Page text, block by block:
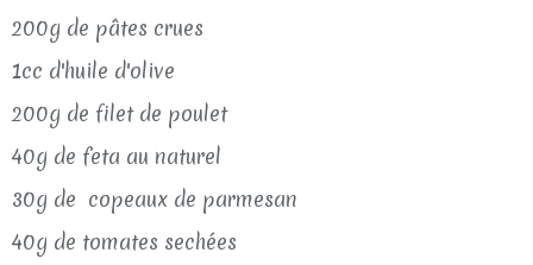
200g de pâtes crues
1cc d'huile d'olive
200g de filet de poulet
40g de feta au naturel
30g de copeaux de parmesan
40g de tomates sechées